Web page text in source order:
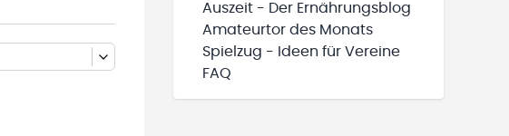
Auszeit - Der Ernährungsblog
Amateurtor des Monats
Spielzug - Ideen für Vereine
FAQ